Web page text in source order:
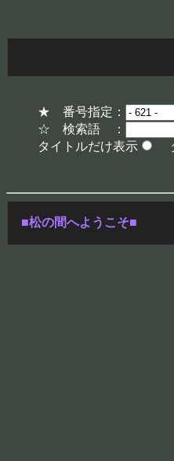
★ 番号指定：
☆ 検索語 ：
タイトルだけ表示
■松の間へようこそ■